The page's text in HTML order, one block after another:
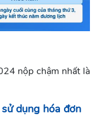
nộp chậm nhất là
dụng hóa đơn